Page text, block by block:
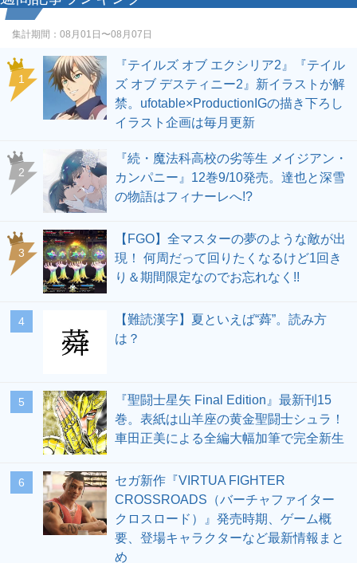
集計期間： 08月01日〜08月07日
1
『テイルズ オブ エクシリア2』『テイル
ズ オブ デスティニー2』新イラストが解
禁。ufotable×ProductionIGの描き下ろし
イラスト企画は毎月更新
2
『続・魔法科高校の劣等生 メイジアン・
カンパニー』12巻9/10発売。達也と深雪
の物語はフィナーレへ!?
3
【FGO】全マスターの夢のような敵が出
現！ 何周だって回りたくなるけど1回き
り＆期間限定なのでお忘れなく!!
4
【難読漢字】夏といえば“蕣”。読み方
は？
5
『聖闘士星矢 Final Edition』最新刊15
巻。表紙は山羊座の黄金聖闘士シュラ！
車田正美による全編大幅加筆で完全新生
6
セガ新作『VIRTUA FIGHTER
CROSSROADS（バーチャファイター
クロスロード）』発売時期、ゲーム概
要、登場キャラクターなど最新情報まと
め